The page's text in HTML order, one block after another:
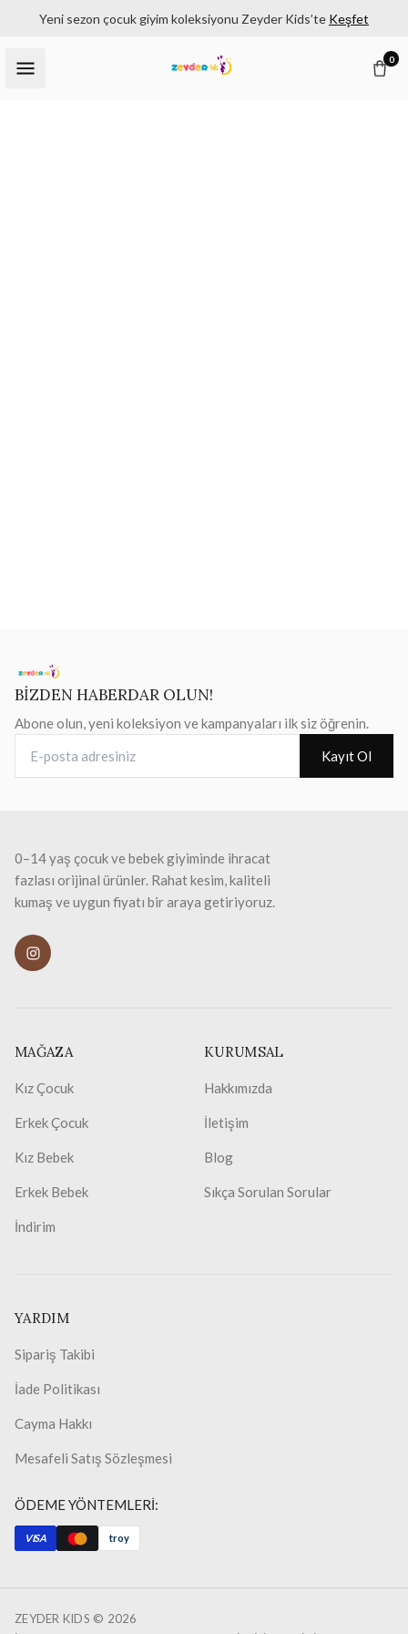
Yeni sezon çocuk giyim koleksiyonu Zeyder Kids’te Keşfet
0
BİZDEN HABERDAR OLUN!
Abone olun, yeni koleksiyon ve kampanyaları ilk siz öğrenin.
Kayıt Ol
0–14 yaş çocuk ve bebek giyiminde ihracat
fazlası orijinal ürünler. Rahat kesim, kaliteli
kumaş ve uygun fiyatı bir araya getiriyoruz.
MAĞAZA
Kız Çocuk
Erkek Çocuk
Kız Bebek
Erkek Bebek
İndirim
KURUMSAL
Hakkımızda
İletişim
Blog
Sıkça Sorulan Sorular
YARDIM
Sipariş Takibi
İade Politikası
Cayma Hakkı
Mesafeli Satış Sözleşmesi
ÖDEME YÖNTEMLERİ:
VISA troy
ZEYDER KIDS © 2026